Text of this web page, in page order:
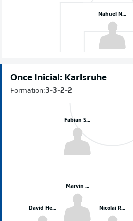
Nahuel Noll
Once Inicial: Karlsruhe
Formation:3-3-2-2
David Herold Nicolai Rapp
Marvin Wanitzek
Fabian Schleusener